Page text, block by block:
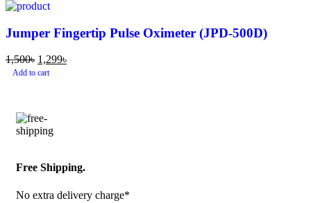
Jumper Fingertip Pulse Oximeter (JPD-500D)
1,500৳ 1,299৳
Add to cart
Free Shipping.
No extra delivery charge*